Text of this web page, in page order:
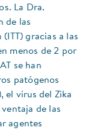
La Dra.
de las
gracias a las
menos de 2 por
se han
patógenos
el virus del Zika
de las
agentes